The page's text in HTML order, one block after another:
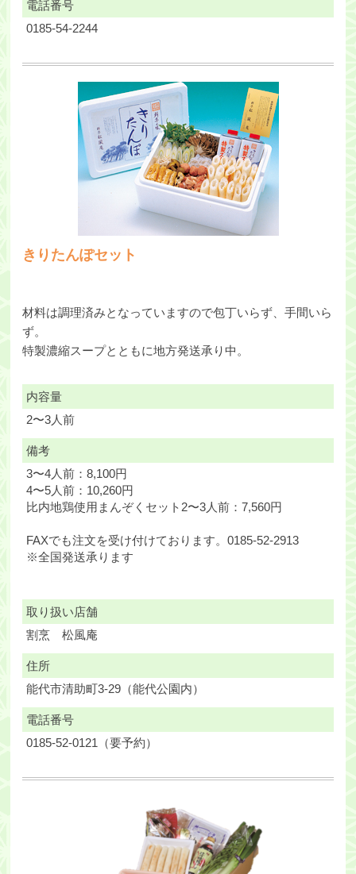
電話番号
0185-54-2244
きりたんぽセット
材料は調理済みとなっていますので包丁いらず、手間いら
ず。
特製濃縮スープとともに地方発送承り中。
内容量
2〜3人前
備考
3〜4人前：8,100円
4〜5人前：10,260円
比内地鶏使用まんぞくセット2〜3人前：7,560円
FAXでも注文を受け付けております。0185-52-2913
※全国発送承ります
取り扱い店舗
割烹 松風庵
住所
能代市清助町3-29（能代公園内）
電話番号
0185-52-0121（要予約）